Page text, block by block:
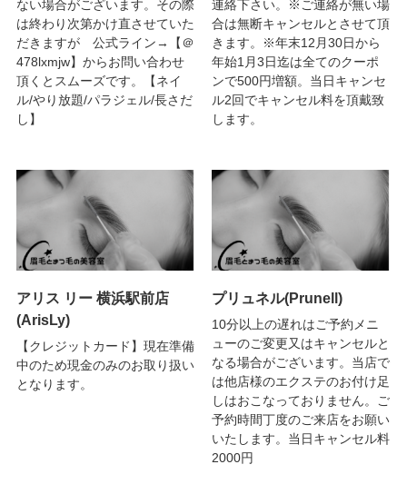
ない場合がございます。その際
は終わり次第かけ直させていた
だきますが 公式ライン→【＠
478lxmjw】からお問い合わせ
頂くとスムーズです。【ネイ
ル/やり放題/パラジェル/長さだ
し】
連絡下さい。※ご連絡が無い場
合は無断キャンセルとさせて頂
きます。※年末12月30日から
年始1月3日迄は全てのクーポ
ンで500円増額。当日キャンセ
ル2回でキャンセル料を頂戴致
します。
アリス リー 横浜駅前店
(ArisLy)
【クレジットカード】現在準備
中のため現金のみのお取り扱い
となります。
プリュネル(Prunell)
10分以上の遅れはご予約メニ
ューのご変更又はキャンセルと
なる場合がございます。当店で
は他店様のエクステのお付け足
しはおこなっておりません。ご
予約時間丁度のご来店をお願い
いたします。当日キャンセル料
2000円